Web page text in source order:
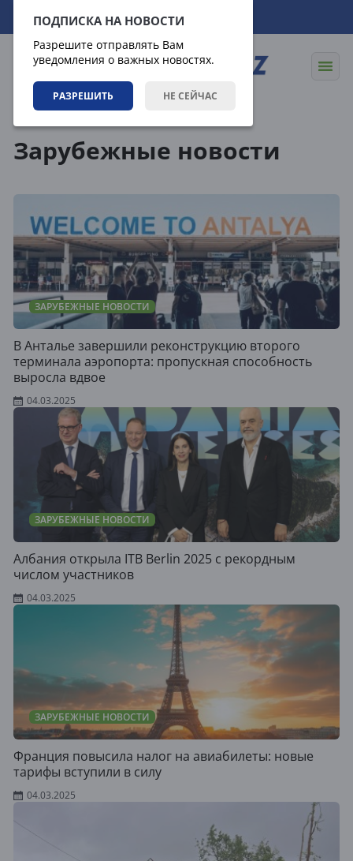
ПОДПИСКА НА НОВОСТИ
Разрешите отправлять Вам
уведомления о важных новостях.
РАЗРЕШИТЬ НЕ СЕЙЧАС
07.08.2026 19:13:29
Зарубежные новости
ЗАРУБЕЖНЫЕ НОВОСТИ
В Анталье завершили реконструкцию второго
терминала аэропорта: пропускная способность
выросла вдвое
04.03.2025
ЗАРУБЕЖНЫЕ НОВОСТИ
Албания открыла ITB Berlin 2025 с рекордным
числом участников
04.03.2025
ЗАРУБЕЖНЫЕ НОВОСТИ
Франция повысила налог на авиабилеты: новые
тарифы вступили в силу
04.03.2025